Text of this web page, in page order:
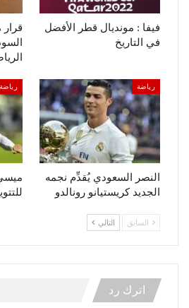
فيفا : مونديال قطر الأفضل
في التاريخ
قرار
رياضة
النصر السعودي يُقدِّم نجمه
الجديد كريستيانو رونالدو
رياضة
السابق التالي
اترك رد